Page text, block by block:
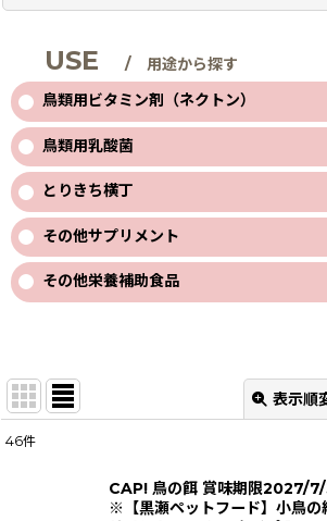
USE
/ 用途から探す
鳥類用ビタミン剤（ネクトン）
鳥類用乳酸菌
とりきち横丁
その他サプリメント
その他栄養補助食品
表示順
46件
CAP! 鳥の餌 賞味期限2027/
※【黒瀬ペットフード】小鳥の